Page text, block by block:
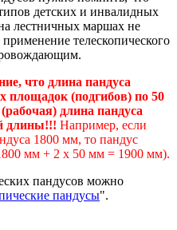
детских и инвалидных
лестничных маршах не
телескопического
что длина пандуса
площадок (подгибов) по 50
длина пандуса
длины!!! Например, если
1800 мм, то пандус
мм + 2 х 50 мм = 1900 мм).
пандусов можно
пандусы".